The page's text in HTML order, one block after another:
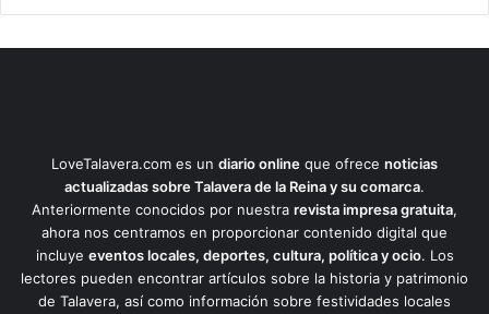
LoveTalavera.com es un diario online que ofrece noticias
actualizadas sobre Talavera de la Reina y su comarca.
Anteriormente conocidos por nuestra revista impresa gratuita,
ahora nos centramos en proporcionar contenido digital que
incluye eventos locales, deportes, cultura, política y ocio. Los
lectores pueden encontrar artículos sobre la historia y patrimonio
de Talavera, así como información sobre festividades locales